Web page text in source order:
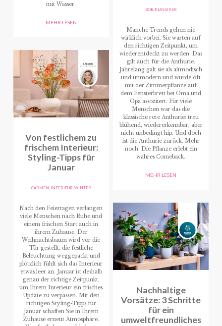
mit Wasser.
MEHR LESEN
Von festlichem zu
frischem Interieur:
Styling-Tipps für
Januar
CARMEN INTERIEUR WINTER
Nach den Feiertagen verlangen
viele Menschen nach Ruhe und
einem frischen Start auch in
ihrem Zuhause. Der
Weihnachtsbaum wird vor die
Tür gestellt, die festliche
Beleuchtung weggepackt und
plötzlich fühlt sich das Interieur
etwas leer an. Januar ist deshalb
genau der richtige Zeitpunkt,
um Ihrem Interieur ein frisches
Update zu verpassen. Mit den
richtigen Styling-Tipps für
Januar schaffen Sie in Ihrem
Zuhause erneut Atmosphäre.
BOB, KLASSIKER
Manche Trends gehen nie
wirklich vorbei. Sie warten auf
den richtigen Zeitpunkt, um
wiederentdeckt zu werden. Das
gilt auch für die Anthurie.
Jahrelang galt sie als altmodisch
und unmodern und wurde oft
mit der Zimmerpflanze auf
dem Fensterbrett bei Oma und
Opa assoziiert. Für viele
Menschen war das die
klassische rote Anthurie: treu
blühend, wiedererkennbar, aber
nicht unbedingt hip. Und doch
ist die Anthurie zurück. Mehr
noch: Die Pflanze erlebt ein
wahres Comeback.
MEHR LESEN
Nachhaltige
Vorsätze: 3 Schritte
für ein
umweltfreundliches